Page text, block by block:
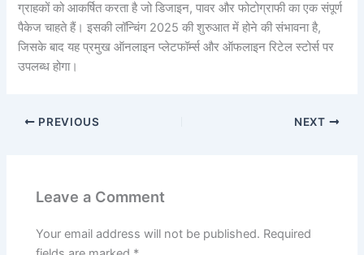
ग्राहकों को आकर्षित करता है जो डिजाइन, पावर और फोटोग्राफी का एक संपूर्ण
पैकेज चाहते हैं। इसकी लॉन्चिंग 2025 की शुरुआत में होने की संभावना है,
जिसके बाद यह प्रमुख ऑनलाइन प्लेटफॉर्म्स और ऑफलाइन रिटेल स्टोर्स पर
उपलब्ध होगा।
PREVIOUS NEXT
Leave a Comment
Your email address will not be published. Required